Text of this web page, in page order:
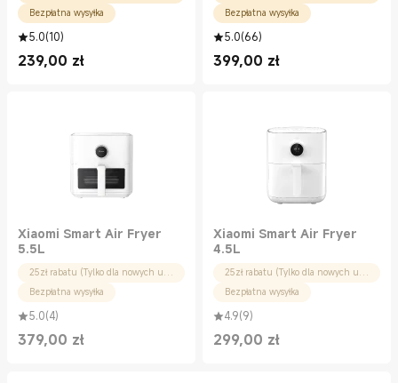
Bezpłatna wysyłka
5.0(10)
239,00 zł
Current Price zł239.00
Bezpłatna wysyłka
5.0(66)
399,00 zł
Current Price zł399.00
Xiaomi Smart Air Fryer
5.5L
25zł rabatu (Tylko dla nowych użytkowników)
Bezpłatna wysyłka
5.0(4)
379,00 zł
Current Price zł379.00
Xiaomi Smart Air Fryer
4.5L
25zł rabatu (Tylko dla nowych użytkowników)
Bezpłatna wysyłka
4.9(9)
299,00 zł
Current Price zł299.00